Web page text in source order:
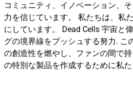
コミュニティ、イノベーション、
力を信じています。 私たちは、私
にしています。 Dead Cells 宇宙と
グの境界線をプッシュする努力. こ
の創造性を燃やし、ファンの間で
の特別な製品を作成するために私